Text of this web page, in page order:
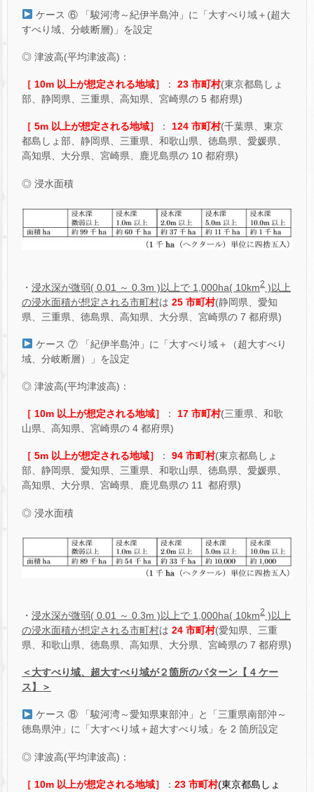
ケース ⑥ 「駿河湾～紀伊半島沖」に「大すべり域＋(超大
すべり域、分岐断層)」を設定
◎ 津波高(平均津波高)：
［ 10m 以上が想定される地域］ ： 23 市町村(東京都島しょ
部、静岡県、三重県、高知県、宮崎県の 5 都府県)
［ 5m 以上が想定される地域］ ： 124 市町村(千葉県、東京
都島しょ部、静岡県、三重県、和歌山県、徳島県、愛媛県、
高知県、大分県、宮崎県、鹿児島県の 10 都府県)
◎ 浸水面積
・ 浸水深が微弱( 0.01 ～ 0.3m )以上で 1,000ha( 10km2 )以上
の浸水面積が想定される市町村は 25 市町村(静岡県、愛知
県、三重県、徳島県、高知県、大分県、宮崎県の 7 都府県)
ケース ⑦ 「紀伊半島沖」に「大すべり域＋（超大すべり
域、分岐断層）」を設定
◎ 津波高(平均津波高)：
［ 10m 以上が想定される地域］ ： 17 市町村(三重県、和歌
山県、高知県、宮崎県の 4 都府県)
［ 5m 以上が想定される地域］ ： 94 市町村(東京都島しょ
部、静岡県、愛知県、三重県、和歌山県、徳島県、愛媛県、
高知県、大分県、宮崎県、鹿児島県の 11 都府県)
◎ 浸水面積
・ 浸水深が微弱( 0.01 ～ 0.3m )以上で 1,000ha( 10km2 )以上
の浸水面積が想定される市町村は 24 市町村(愛知県、三重
県、和歌山県、徳島県、高知県、大分県、宮崎県の 7 都府県)
＜大すべり域、超大すべり域が２箇所のパターン【 4 ケー
ス】＞
ケース ⑧ 「駿河湾～愛知県東部沖」と「三重県南部沖～
徳島県沖」に「大すべり域＋超大すべり域」を 2 箇所設定
◎ 津波高(平均津波高)：
［ 10m 以上が想定される地域］ ： 23 市町村(東京都島しょ